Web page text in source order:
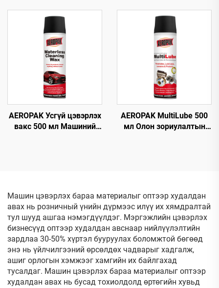
Цэвэрлэгч Арчих эсвэл
Хүнд Хөдөлмөр
шаардахгүй
олон төрлийн гадаргуун
шилэнд зориулсан
мгновен шилний
цэвэрлэгч
AEROPAK Усгүй цэвэрлэх
вакс 500 мл Машиний
AEROPAK MultiLube 500
мл Олон зориулалтын
Машин цэвэрлэх бараа материалыг оптээр худалдан
авах нь розничный үнийн дүрмээс илүү их хямдралтай
тул шууд ашгаа нэмэгдүүлдэг. Мэргэжлийн цэвэрлэх
бизнесүүд оптээр худалдан авснаар нийлүүлэлтийн
зардлаа 30-50% хүртэл бууруулах боломжтой бөгөөд
энэ нь үйлчилгээний өрсөлдөх чадварыг хадгалж,
ашиг орлогын хэмжээг хамгийн их байлгахад
тусалдаг. Машин цэвэрлэх бараа материалыг оптээр
худалдан авах нь бусад тохиолдолд өртөгийн хувьд